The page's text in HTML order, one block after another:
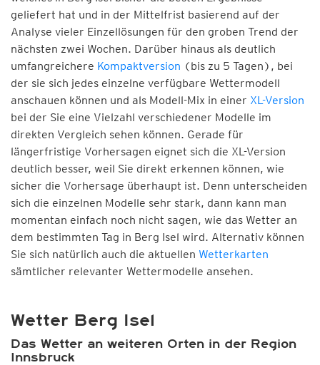
geliefert hat und in der Mittelfrist basierend auf der
Analyse vieler Einzellösungen für den groben Trend der
nächsten zwei Wochen. Darüber hinaus als deutlich
umfangreichere Kompaktversion (bis zu 5 Tagen), bei
der sie sich jedes einzelne verfügbare Wettermodell
anschauen können und als Modell-Mix in einer XL-Version
bei der Sie eine Vielzahl verschiedener Modelle im
direkten Vergleich sehen können. Gerade für
längerfristige Vorhersagen eignet sich die XL-Version
deutlich besser, weil Sie direkt erkennen können, wie
sicher die Vorhersage überhaupt ist. Denn unterscheiden
sich die einzelnen Modelle sehr stark, dann kann man
momentan einfach noch nicht sagen, wie das Wetter an
dem bestimmten Tag in Berg Isel wird. Alternativ können
Sie sich natürlich auch die aktuellen Wetterkarten
sämtlicher relevanter Wettermodelle ansehen.
Wetter Berg Isel
Das Wetter an weiteren Orten in der Region
Innsbruck